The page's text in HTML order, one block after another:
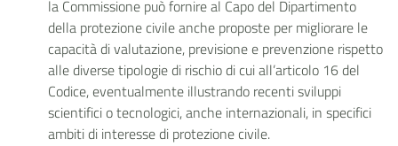
la Commissione può fornire al Capo del Dipartimento
della protezione civile anche proposte per migliorare le
capacità di valutazione, previsione e prevenzione rispetto
alle diverse tipologie di rischio di cui all’articolo 16 del
Codice, eventualmente illustrando recenti sviluppi
scientifici o tecnologici, anche internazionali, in specifici
ambiti di interesse di protezione civile.